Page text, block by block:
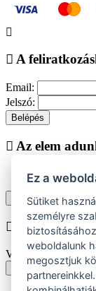
A
Email:
Jelszó:
Belépés
Az elem
Vásárlás
Chyba při
Vyberte prosím
Vissza a
Ez a
Sütiket
személyre
weboldalunk
megosztjuk